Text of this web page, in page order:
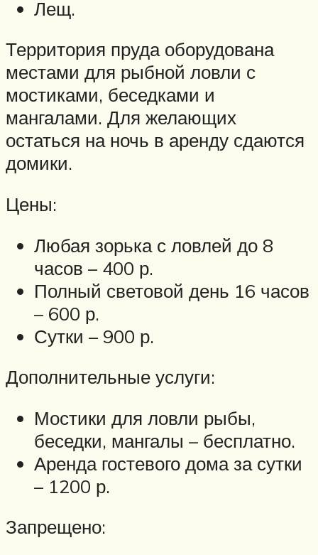
Лещ.
Территория пруда оборудована
местами для рыбной ловли с
мостиками, беседками и
мангалами. Для желающих
остаться на ночь в аренду сдаются
домики.
Цены:
Любая зорька с ловлей до 8
часов – 400 р.
Полный световой день 16 часов
– 600 р.
Сутки – 900 р.
Дополнительные услуги:
Мостики для ловли рыбы,
беседки, мангалы – бесплатно.
Аренда гостевого дома за сутки
– 1200 р.
Запрещено: